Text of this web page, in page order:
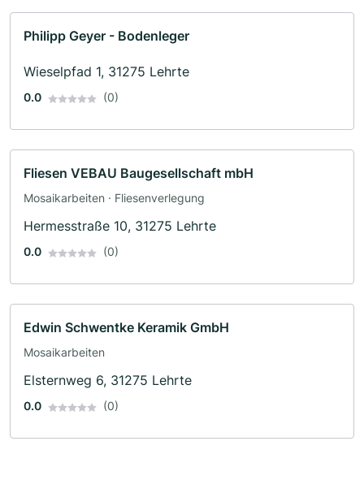
Philipp Geyer - Bodenleger
Wieselpfad 1, 31275 Lehrte
0.0 (0)
Fliesen VEBAU Baugesellschaft mbH
Mosaikarbeiten · Fliesenverlegung
Hermesstraße 10, 31275 Lehrte
0.0 (0)
Edwin Schwentke Keramik GmbH
Mosaikarbeiten
Elsternweg 6, 31275 Lehrte
0.0 (0)